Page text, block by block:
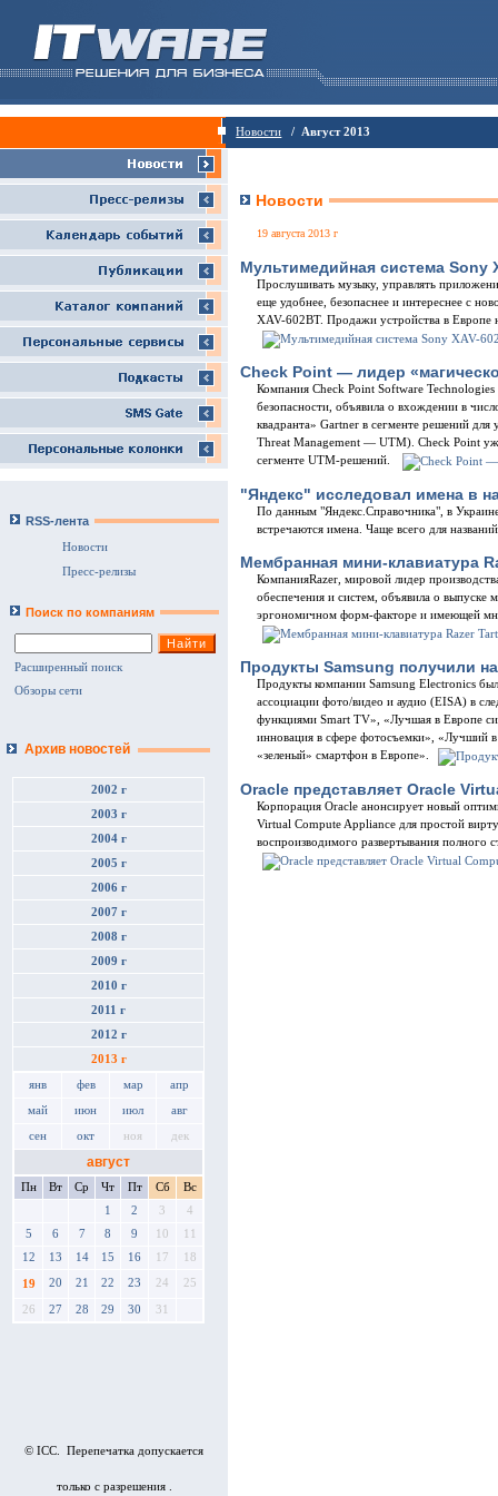
Новости / Август 2013
RSS-лента
Новости
Пресс-релизы
Поиск по компаниям
Расширенный поиск
Обзоры сети
Архив новостей
2002 г
2003 г
2004 г
2005 г
2006 г
2007 г
2008 г
2009 г
2010 г
2011 г
2012 г
2013 г
янв фев мар апр
май июн июл авг
сен окт ноя дек
август
Пн Вт Ср Чт Пт Сб
Вс
1
2 3
4
5
6 7 8 9 10
11
12
13 14 15 16 17 18
19 20 21 22 23 24 25
26 27 28 29 30 31
© ICC. Перепечатка допускается
только с разрешения .
Новости
19 августа 2013 г
Мультимедийная система Sony
Прослушивать музыку, управлять
еще удобнее, безопаснее и интереснее с
XAV-602BT. Продажи устройства в Европе
Check Point — лидер
Компания Check Point Software
безопасности, объявила о вхождении в
квадранта» Gartner в сегменте решений
Threat Management — UTM). Check Point
сегменте UTM-решений.
"Яндекс" исследовал имена в
По данным "Яндекс.Справочника", в
встречаются имена. Чаще всего для
Мембранная мини-клавиатура
КомпанияRazer, мировой лидер
обеспечения и систем, объявила о
эргономичном форм-факторе и имеющей
Продукты Samsung получили
Продукты компании Samsung Electronics
ассоциации фото/видео и аудио (EISA) в
функциями Smart TV», «Лучшая в Европе
инновация в сфере фотосъемки», «Лучший
«зеленый» смартфон в Европе».
Oracle представляет Oracle
Корпорация Oracle анонсирует новый
Virtual Compute Appliance для простой
воспроизводимого развертывания полного